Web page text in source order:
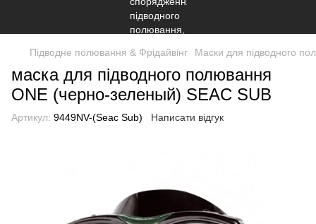
Підводне полювання & Фрідайвінг Маски для підводного
маска для підводного полювання
ONE (черно-зеленый) SEAC SUB
Артикул: 9449NV-(Seac Sub) Написати відгук